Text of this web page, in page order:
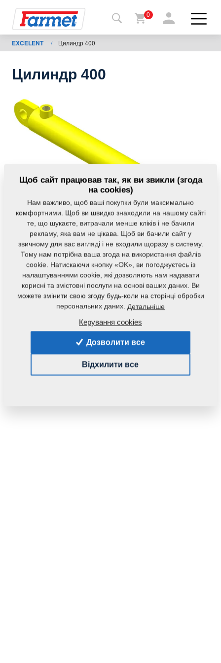
Назад
на
Магазин
Farmet
Мої
машини
0
EXCELENT / Цилиндр 400
Цилиндр 400
Код продукту: 8000540-90354
наступного обладнання:
0,0720 Кг
Щоб сайт працював так, як ви звикли (згода
на cookies)
Нам важливо, щоб ваші покупки були максимально
комфортними. Щоб ви швидко знаходили на нашому сайті
те, що шукаєте, витрачали менше кліків і не бачили
рекламу, яка вам не цікава. Щоб ви бачили сайт у
звичному для вас вигляді і не входили щоразу в систему.
Тому нам потрібна ваша згода на використання файлів
cookie. Натискаючи кнопку «OK», ви погоджуєтесь із
налаштуваннями cookie, які дозволяють нам надавати
корисні та змістовні послуги на основі ваших даних. Ви
можете змінити свою згоду будь-коли на сторінці обробки
персональних даних. Детальніше
Керування cookies
Дозволити все
Відхилити все